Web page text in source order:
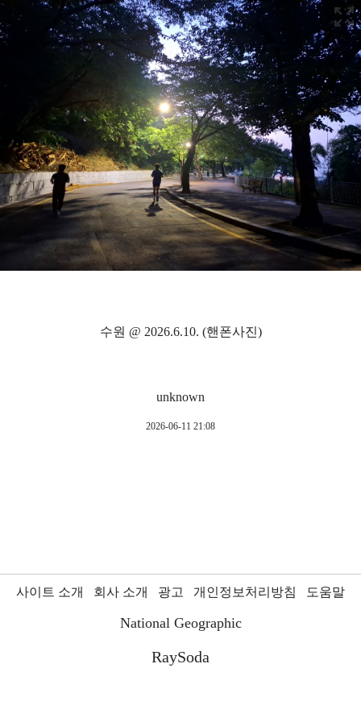
수원 @ 2026.6.10. (핸폰사진)
unknown
2026-06-11 21:08
사이트 소개 회사 소개 광고 개인정보처리방침 도움말
National Geographic
RaySoda